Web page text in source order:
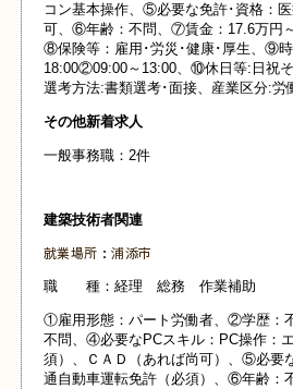
コン基本操作、⑤必要な免許･資格：
可、⑥年齢：不問、⑦賃金：17.6万円
⑧保険等：雇用･労災･健康･厚生、⑨
18:00②09:00～13:00、⑩休日等:日祝
選考方法:書類選考･面接、産業区分:労
その他新着求人
一般事務職：2件
建築技術者関連
就業場所：浦添市
職 種：経理 総務 作業補助
①雇用形態：パート労働者、②学歴：
不問、④必要なPCスキル：PC操作：
須）、ＣＡＤ（あれば尚可）、⑤必要
通自動車運転免許（必須）、⑥年齢：